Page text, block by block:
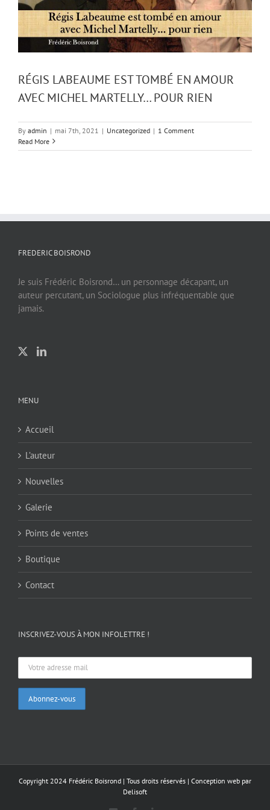
RÉGIS LABEAUME EST TOMBÉ EN AMOUR
AVEC MICHEL MARTELLY… POUR RIEN
By admin | mai 7th, 2021 | Uncategorized | 1 Comment
Read More
FREDERIC BOISROND
Je suis Frédéric Boisrond… un personnage décapant, un
auteur percutant, un Sociologue plus infréquentable que
jamais.
MENU
Accueil
L’auteur
Nouvelles
Galerie
Points de ventes
Boutique
Contact
INSCRIVEZ-VOUS À MON INFOLETTRE !
Copyright 2024 Frédéric Boisrond | Tous droits réservés | Conception web par
Delisoft